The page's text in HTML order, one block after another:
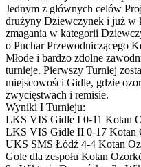
Jednym z głównych celów
drużyny Dziewczynek i już w
zmagania w kategorii
o Puchar Przewodniczącego
Młode i bardzo zdolne
turnieje. Pierwszy Turniej
miejscowości Gidle, gdzie
zwycięstwach i remisie.
Wyniki I Turnieju:
LKS VIS Gidle I 0-11 Kotan
LKS VIS Gidle II 0-17 Kotan
UKS SMS Łódź 4-4 Kotan
Gole dla zespołu Kotan